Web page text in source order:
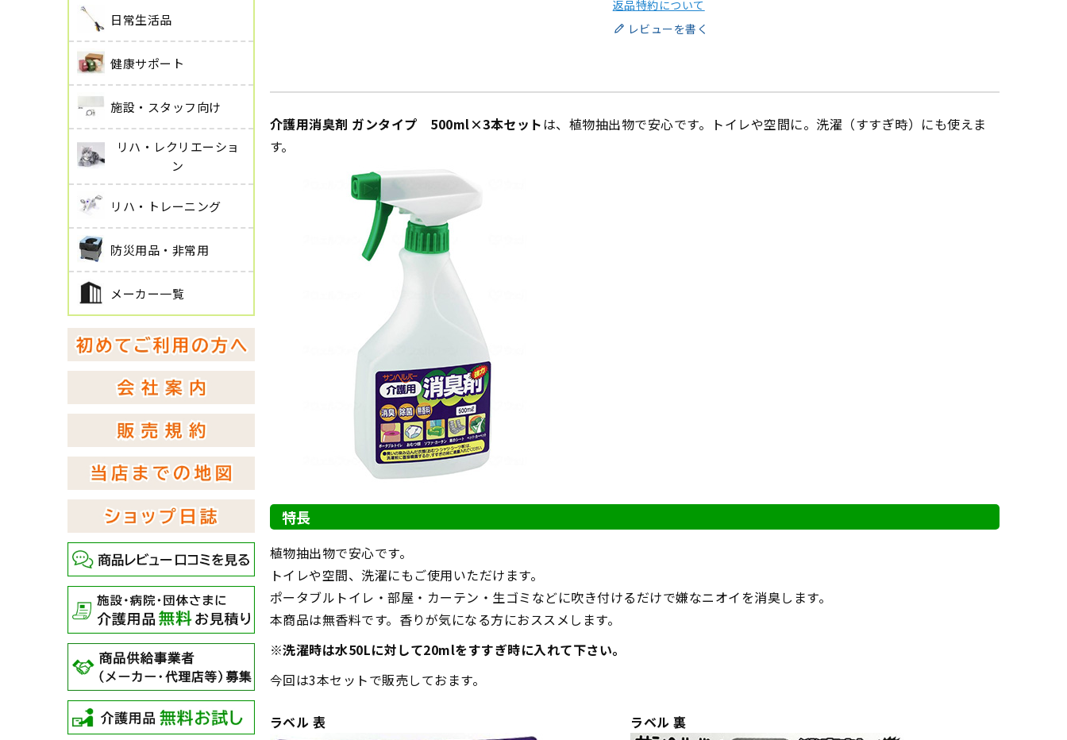
日常生活品
健康サポート
施設・スタッフ向け
リハ・レクリエーショ
ン
リハ・トレーニング
防災用品・非常用
メーカー一覧
返品特約について
レビューを書く
介護用消臭剤 ガンタイプ 500ml×3本セットは、植物抽出物で安心です。トイレや空間に。洗濯（すすぎ時）にも使えま
す。
特長
植物抽出物で安心です。
トイレや空間、洗濯にもご使用いただけます。
ポータブルトイレ・部屋・カーテン・生ゴミなどに吹き付けるだけで嫌なニオイを消臭します。
本商品は無香料です。香りが気になる方におススメします。
※洗濯時は水50Lに対して20mlをすすぎ時に入れて下さい。
今回は3本セットで販売しておます。
ラベル 表 ラベル 裏